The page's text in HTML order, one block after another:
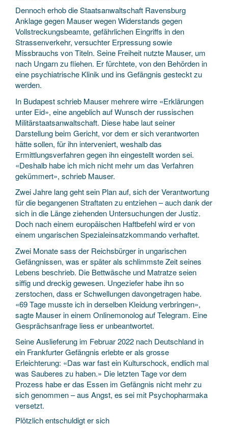
Dennoch erhob die Staatsanwaltschaft Ravensburg
Anklage gegen Mauser wegen Widerstands gegen
Vollstreckungsbeamte, gefährlichen Eingriffs in den
Strassenverkehr, versuchter Erpressung sowie
Missbrauchs von Titeln. Seine Freiheit nutzte Mauser, um
nach Ungarn zu fliehen. Er fürchtete, von den Behörden in
eine psychiatrische Klinik und ins Gefängnis gesteckt zu
werden.
In Budapest schrieb Mauser mehrere wirre «Erklärungen
unter Eid», eine angeblich auf Wunsch der russischen
Militärstaatsanwaltschaft. Diese habe laut seiner
Darstellung beim Gericht, vor dem er sich verantworten
hätte sollen, für ihn interveniert, weshalb das
Ermittlungsverfahren gegen ihn eingestellt worden sei.
«Deshalb habe ich mich nicht mehr um das Verfahren
gekümmert», schrieb Mauser.
Zwei Jahre lang geht sein Plan auf, sich der Verantwortung
für die begangenen Straftaten zu entziehen – auch dank der
sich in die Länge ziehenden Untersuchungen der Justiz.
Doch nach einem europäischen Haftbefehl wird er von
einem ungarischen Spezialeinsatzkommando verhaftet.
Zwei Monate sass der Reichsbürger in ungarischen
Gefängnissen, was er später als schlimmste Zeit seines
Lebens beschrieb. Die Bettwäsche und Matratze seien
siffig und dreckig gewesen. Ungeziefer habe ihn so
zerstochen, dass er Schwellungen davongetragen habe.
«69 Tage musste ich in derselben Kleidung verbringen»,
sagte Mauser in einem Onlinemonolog auf Telegram. Eine
Gesprächsanfrage liess er unbeantwortet.
Seine Auslieferung im Februar 2022 nach Deutschland in
ein Frankfurter Gefängnis erlebte er als grosse
Erleichterung: «Das war fast ein Kulturschock, endlich mal
was Sauberes zu haben.» Die letzten Tage vor dem
Prozess habe er das Essen im Gefängnis nicht mehr zu
sich genommen – aus Angst, es sei mit Psychopharmaka
versetzt.
Plötzlich entschuldigt er sich